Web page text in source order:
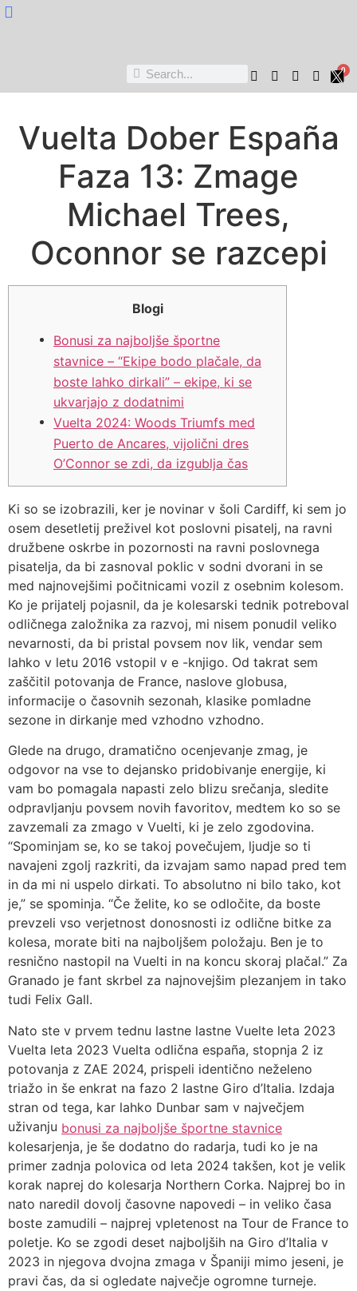
0
Vuelta Dober España
Faza 13: Zmage
Michael Trees,
Oconnor se razcepi
Blogi
Bonusi za najboljše športne
stavnice – “Ekipe bodo plačale, da
boste lahko dirkali” – ekipe, ki se
ukvarjajo z dodatnimi
Vuelta 2024: Woods Triumfs med
Puerto de Ancares, vijolični dres
O’Connor se zdi, da izgublja čas
Ki so se izobrazili, ker je novinar v šoli Cardiff, ki sem jo
osem desetletij preživel kot poslovni pisatelj, na ravni
družbene oskrbe in pozornosti na ravni poslovnega
pisatelja, da bi zasnoval poklic v sodni dvorani in se
med najnovejšimi počitnicami vozil z osebnim kolesom.
Ko je prijatelj pojasnil, da je kolesarski tednik potreboval
odličnega založnika za razvoj, mi nisem ponudil veliko
nevarnosti, da bi pristal povsem nov lik, vendar sem
lahko v letu 2016 vstopil v e -knjigo. Od takrat sem
zaščitil potovanja de France, naslove globusa,
informacije o časovnih sezonah, klasike pomladne
sezone in dirkanje med vzhodno vzhodno.
Glede na drugo, dramatično ocenjevanje zmag, je
odgovor na vse to dejansko pridobivanje energije, ki
vam bo pomagala napasti zelo blizu srečanja, sledite
odpravljanju povsem novih favoritov, medtem ko so se
zavzemali za zmago v Vuelti, ki je zelo zgodovina.
“Spominjam se, ko se takoj povečujem, ljudje so ti
navajeni zgolj razkriti, da izvajam samo napad pred tem
in da mi ni uspelo dirkati. To absolutno ni bilo tako, kot
je,” se spominja. “Če želite, ko se odločite, da boste
prevzeli vso verjetnost donosnosti iz odlične bitke za
kolesa, morate biti na najboljšem položaju. Ben je to
resnično nastopil na Vuelti in na koncu skoraj plačal.” Za
Granado je fant skrbel za najnovejšim plezanjem in tako
tudi Felix Gall.
Nato ste v prvem tednu lastne lastne Vuelte leta 2023
Vuelta leta 2023 Vuelta odlična españa, stopnja 2 iz
potovanja z ZAE 2024, prispeli identično neželeno
triažo in še enkrat na fazo 2 lastne Giro d’Italia. Izdaja
stran od tega, kar lahko Dunbar sam v največjem
uživanju bonusi za najboljše športne stavnice
kolesarjenja, je še dodatno do radarja, tudi ko je na
primer zadnja polovica od leta 2024 takšen, kot je velik
korak naprej do kolesarja Northern Corka. Najprej bo in
nato naredil dovolj časovne napovedi – in veliko časa
boste zamudili – najprej vpletenost na Tour de France to
poletje. Ko se zgodi deset najboljših na Giro d’Italia v
2023 in njegova dvojna zmaga v Španiji mimo jeseni, je
pravi čas, da si ogledate največje ogromne turneje.